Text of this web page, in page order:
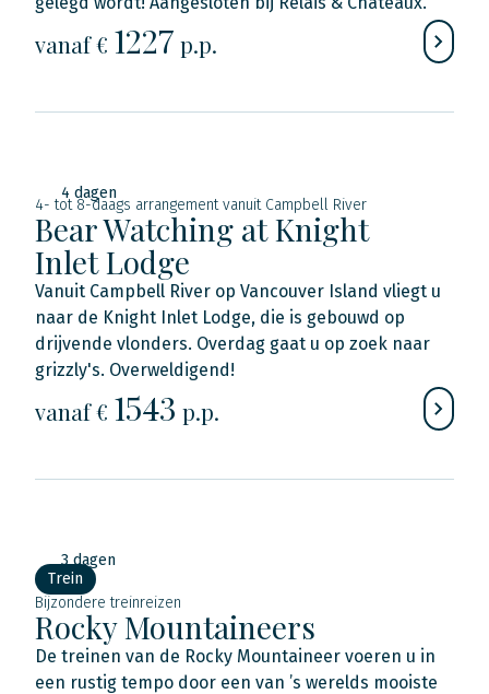
vanaf € 1227 p.p.
4 dagen
4- tot 8-daags arrangement vanuit Campbell River
Bear Watching at Knight
Inlet Lodge
Vanuit Campbell River op Vancouver Island vliegt u
naar de Knight Inlet Lodge, die is gebouwd op
drijvende vlonders. Overdag gaat u op zoek naar
grizzly's. Overweldigend!
vanaf € 1543 p.p.
3 dagen
Trein
Bijzondere treinreizen
Rocky Mountaineers
De treinen van de Rocky Mountaineer voeren u in
een rustig tempo door een van ’s werelds mooiste